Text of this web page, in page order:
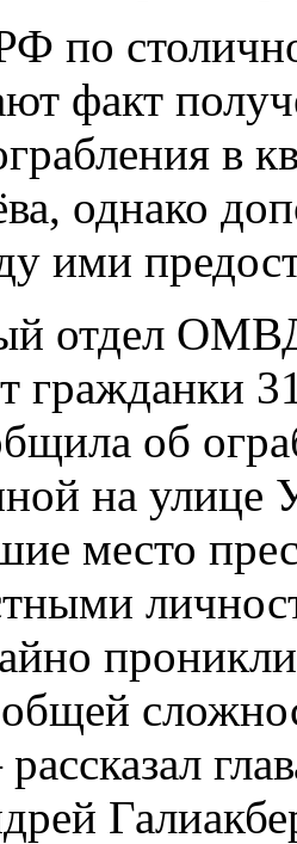
факт
в
однако
ими
отдел
гражданки
об
на улице
место